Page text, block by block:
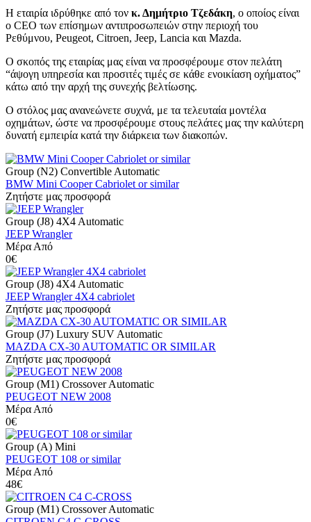
Η εταιρία ιδρύθηκε από τον κ. Δημήτριο Τζεδάκη, ο οποίος είναι
ο CEO των επίσημων αντιπροσωπειών στην περιοχή του
Ρεθύμνου, Peugeot, Citroen, Jeep, Lancia και Mazda.
Ο σκοπός της εταιρίας μας είναι να προσφέρουμε στον πελάτη
“άψογη υπηρεσία και προσιτές τιμές σε κάθε ενοικίαση οχήματος”
κάτω από την αρχή της συνεχής βελτίωσης.
Ο στόλος μας ανανεώνετε συχνά, με τα τελευταία μοντέλα
οχημάτων, ώστε να προσφέρουμε στους πελάτες μας την καλύτερη
δυνατή εμπειρία κατά την διάρκεια των διακοπών.
Group (N2) Convertible Automatic
BMW Mini Cooper Cabriolet or similar
Ζητήστε μας προσφορά
Group (J8) 4X4 Automatic
JEEP Wrangler
Μέρα Από
0€
Group (J8) 4X4 Automatic
JEEP Wrangler 4X4 cabriolet
Ζητήστε μας προσφορά
Group (J7) Luxury SUV Automatic
MAZDA CX-30 AUTOMATIC OR SIMILAR
Ζητήστε μας προσφορά
Group (M1) Crossover Automatic
PEUGEOT NEW 2008
Μέρα Από
0€
Group (A) Mini
PEUGEOT 108 or similar
Μέρα Από
48€
Group (M1) Crossover Automatic